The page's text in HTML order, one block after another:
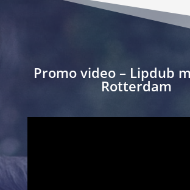
Promo video – Lipdub
Rotterdam